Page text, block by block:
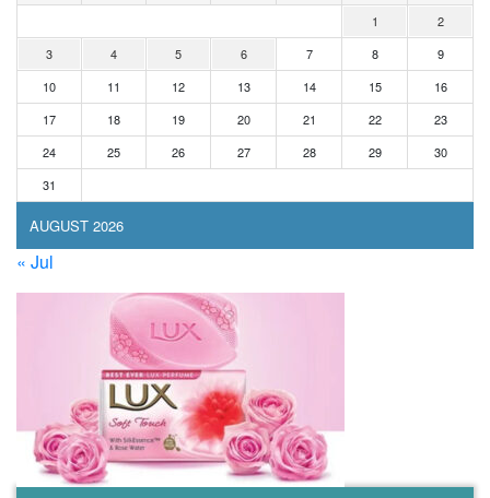
AUGUST 2026
1
2
3
4 5 6 7 8
9
10
11 12 13 14 15
16
17
18 19 20 21 22
23
24
25 26 27 28 29
30
31
« Jul